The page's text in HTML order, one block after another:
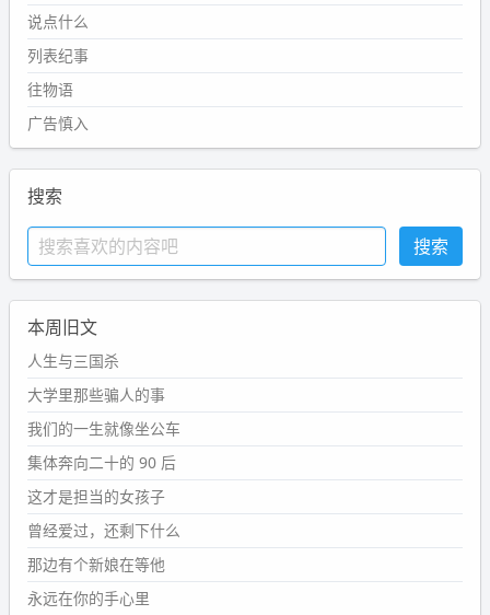
说点什么
列表纪事
往物语
广告慎入
搜索
本周旧文
人生与三国杀
大学里那些骗人的事
我们的一生就像坐公车
集体奔向二十的 90 后
这才是担当的女孩子
曾经爱过，还剩下什么
那边有个新娘在等他
永远在你的手心里